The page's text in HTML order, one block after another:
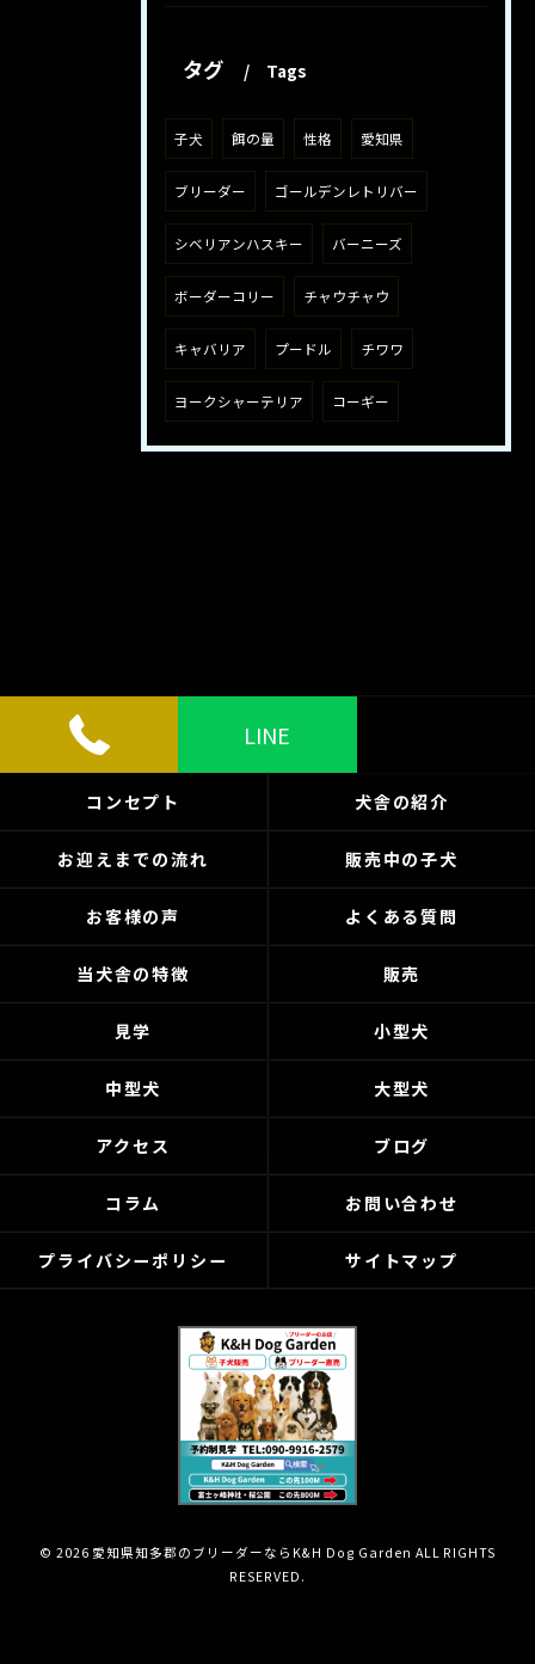
タグ Tags
子犬 餌の量 性格 愛知県
ブリーダー ゴールデンレトリバー
シベリアンハスキー バーニーズ
ボーダーコリー チャウチャウ
キャバリア プードル チワワ
ヨークシャーテリア コーギー
LINE
コンセプト 犬舎の紹介
お迎えまでの流れ 販売中の子犬
お客様の声 よくある質問
当犬舎の特徴 販売
見学 小型犬
中型犬 大型犬
アクセス ブログ
コラム お問い合わせ
プライバシーポリシー サイトマップ
© 2026 愛知県知多郡のブリーダーならK&H Dog Garden ALL RIGHTS
RESERVED.